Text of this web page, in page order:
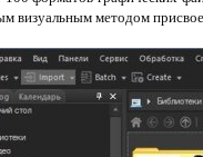
визуальным методом